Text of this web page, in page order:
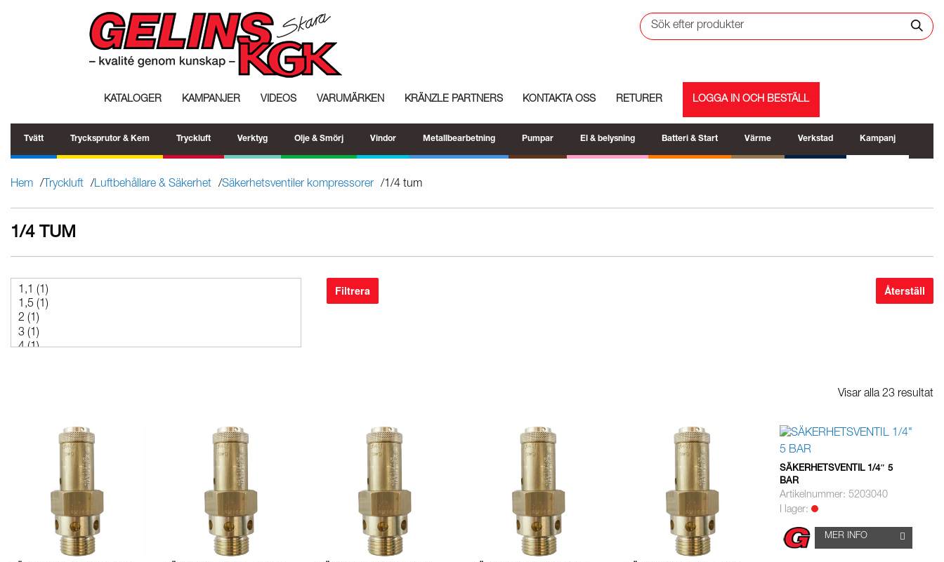
KATALOGER KAMPANJER VIDEOS VARUMÄRKEN KRÄNZLE PARTNERS KONTAKTA OSS RETURER LOGGA IN OCH BESTÄLL
Tvätt Trycksprutor & Kem Tryckluft Verktyg Olje & Smörj Vindor Metallbearbetning Pumpar El & belysning Batteri & Start Värme Verkstad Kampanj
Hem Tryckluft Luftbehållare & Säkerhet Säkerhetsventiler kompressorer 1/4 tum
1/4 TUM
Filtrera Återställ
Visar alla 23 resultat
SÄKERHETSVENTIL 1/4″ 5
BAR
Artikelnummer: 5203040
I lager:
MER INFO